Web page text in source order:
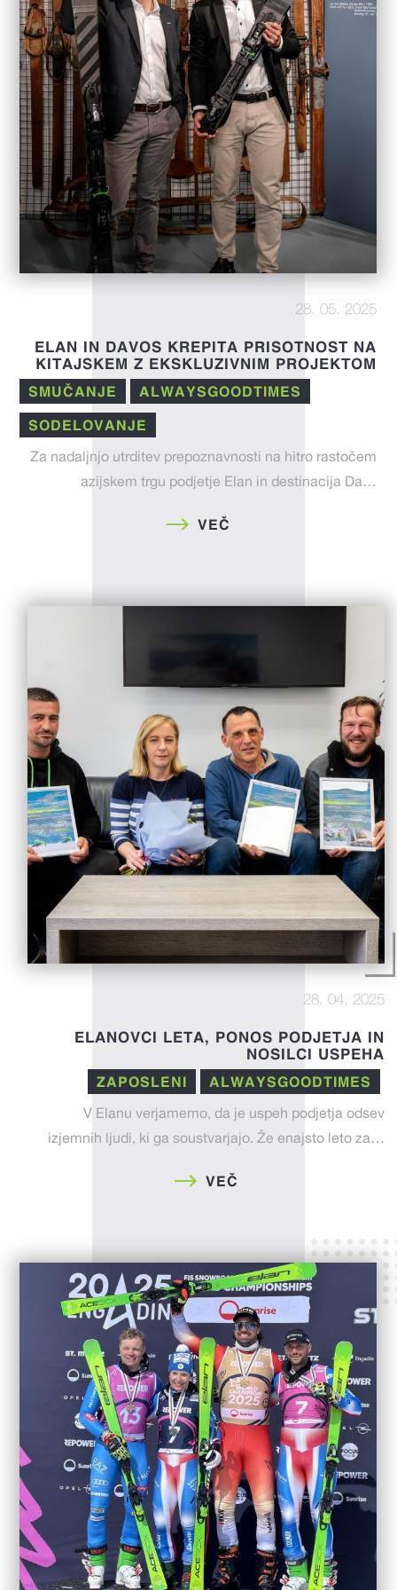
28. 05. 2025
ELAN IN DAVOS KREPITA PRISOTNOST NA
KITAJSKEM Z EKSKLUZIVNIM PROJEKTOM
SMUČANJE ALWAYSGOODTIMES
SODELOVANJE
Za nadaljnjo utrditev prepoznavnosti na hitro rastočem
azijskem trgu podjetje Elan in destinacija Da…
VEČ
28. 04. 2025
ELANOVCI LETA, PONOS PODJETJA IN
NOSILCI USPEHA
ZAPOSLENI ALWAYSGOODTIMES
V Elanu verjamemo, da je uspeh podjetja odsev
izjemnih ljudi, ki ga soustvarjajo. Že enajsto leto za…
VEČ